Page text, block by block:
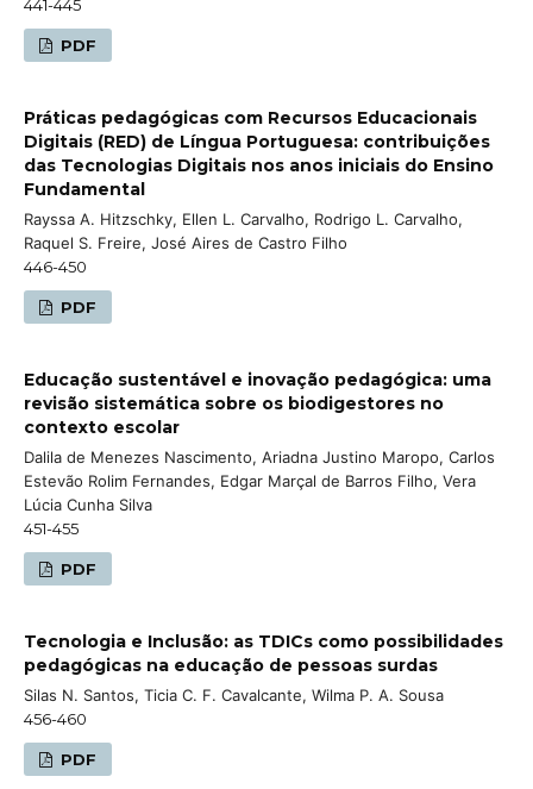
441-445
PDF
Práticas pedagógicas com Recursos Educacionais
Digitais (RED) de Língua Portuguesa: contribuições
das Tecnologias Digitais nos anos iniciais do Ensino
Fundamental
Rayssa A. Hitzschky, Ellen L. Carvalho, Rodrigo L. Carvalho,
Raquel S. Freire, José Aires de Castro Filho
446-450
PDF
Educação sustentável e inovação pedagógica: uma
revisão sistemática sobre os biodigestores no
contexto escolar
Dalila de Menezes Nascimento, Ariadna Justino Maropo, Carlos
Estevão Rolim Fernandes, Edgar Marçal de Barros Filho, Vera
Lúcia Cunha Silva
451-455
PDF
Tecnologia e Inclusão: as TDICs como possibilidades
pedagógicas na educação de pessoas surdas
Silas N. Santos, Ticia C. F. Cavalcante, Wilma P. A. Sousa
456-460
PDF